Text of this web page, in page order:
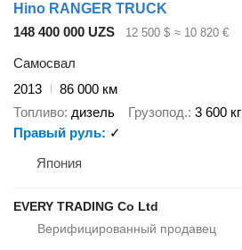
Hino RANGER TRUCK
148 400 000 UZS
12 500 $ ≈ 10 820 €
Самосвал
2013
86 000 км
Топливо дизель Грузопод. 3 600 кг
Правый руль
✓
Япония
EVERY TRADING Co Ltd